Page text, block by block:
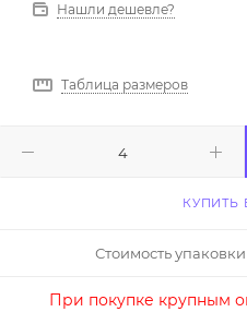
Нашли дешевле?
Таблица размеров
КУПИТЬ
Стоимость
При покупке крупным